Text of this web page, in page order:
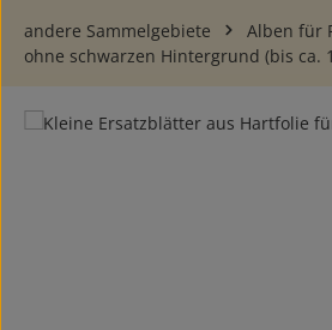
andere Sammelgebiete
Alben für
ohne schwarzen Hintergrund (bis ca.
Bildergalerie überspringen